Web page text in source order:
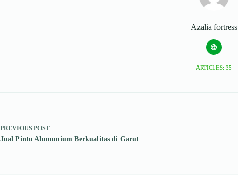
Azalia fortress
ARTICLES: 35
PREVIOUS POST
Jual Pintu Alumunium Berkualitas di Garut